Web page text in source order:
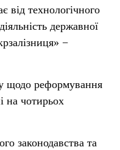
від технологічного
державної
−
щодо реформування
на чотирьох
законодавства та